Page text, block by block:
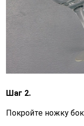
Шаг 2.
Покройте ножку